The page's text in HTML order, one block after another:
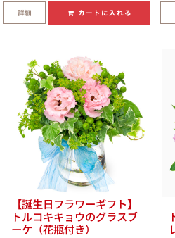
詳細 カートに入れる
【誕生日フラワーギフト】
トルコキキョウのグラスブ
ーケ（花瓶付き）